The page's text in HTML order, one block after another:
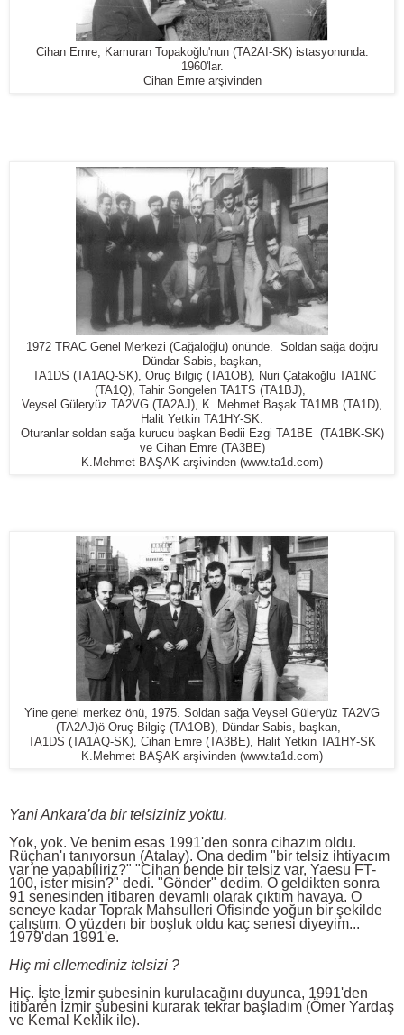
Cihan Emre, Kamuran Topakoğlu'nun (TA2AI-SK) istasyonunda.
1960'lar.
Cihan Emre arşivinden
1972 TRAC Genel Merkezi (Cağaloğlu) önünde. Soldan sağa doğru
Dündar Sabis, başkan,
TA1DS (TA1AQ-SK), Oruç Bilgiç (TA1OB), Nuri Çatakoğlu TA1NC
(TA1Q), Tahir Songelen TA1TS (TA1BJ),
Veysel Güleryüz TA2VG (TA2AJ), K. Mehmet Başak TA1MB (TA1D),
Halit Yetkin TA1HY-SK.
Oturanlar soldan sağa kurucu başkan Bedii Ezgi TA1BE (TA1BK-SK)
ve Cihan Emre (TA3BE)
K.Mehmet BAŞAK arşivinden (www.ta1d.com)
Yine genel merkez önü, 1975. Soldan sağa Veysel Güleryüz TA2VG
(TA2AJ)ö Oruç Bilgiç (TA1OB), Dündar Sabis, başkan,
TA1DS (TA1AQ-SK), Cihan Emre (TA3BE), Halit Yetkin TA1HY-SK
K.Mehmet BAŞAK arşivinden (www.ta1d.com)
Yani Ankara’da bir telsiziniz yoktu.
Yok, yok. Ve benim esas 1991'den sonra cihazım oldu.
Rüçhan'ı tanıyorsun (Atalay). Ona dedim "bir telsiz ihtiyacım
var ne yapabiliriz?" "Cihan bende bir telsiz var, Yaesu FT-
100, ister misin?" dedi. "Gönder" dedim. O geldikten sonra
91 senesinden itibaren devamlı olarak çıktım havaya. O
seneye kadar Toprak Mahsulleri Ofisinde yoğun bir şekilde
çalıştım. O yüzden bir boşluk oldu kaç senesi diyeyim...
1979'dan 1991'e.
Hiç mi ellemediniz telsizi ?
Hiç. İşte İzmir şubesinin kurulacağını duyunca, 1991'den
itibaren İzmir şubesini kurarak tekrar başladım (Ömer Yardaş
ve Kemal Keklik ile).